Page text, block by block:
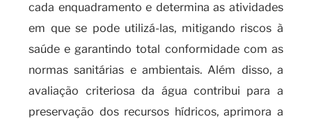
cada enquadramento e determina as atividades
em que se pode utilizá-las, mitigando riscos à
saúde e garantindo total conformidade com as
normas sanitárias e ambientais. Além disso, a
avaliação criteriosa da água contribui para a
preservação dos recursos hídricos, aprimora a